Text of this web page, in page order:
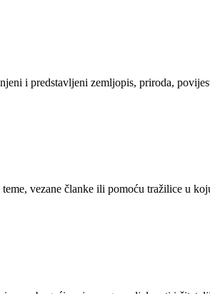
i predstavljeni zemljopis, priroda,
vezane članke ili pomoću tražilice u